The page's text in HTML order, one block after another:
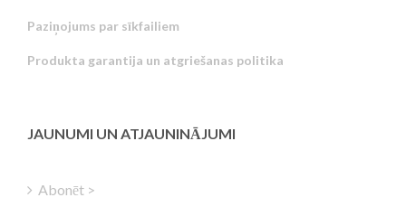
Paziņojums par sīkfailiem
Produkta garantija un atgriešanas politika
JAUNUMI UN ATJAUNINĀJUMI
Abonēt >
Estonian